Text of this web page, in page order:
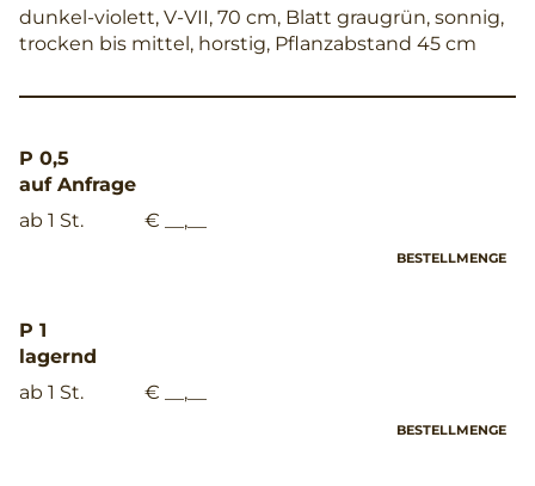
dunkel-violett, V-VII, 70 cm, Blatt graugrün, sonnig,
trocken bis mittel, horstig, Pflanzabstand 45 cm
P 0,5
auf Anfrage
ab 1 St.
€ __,__
BESTELLMENGE
P 1
lagernd
ab 1 St.
€ __,__
BESTELLMENGE